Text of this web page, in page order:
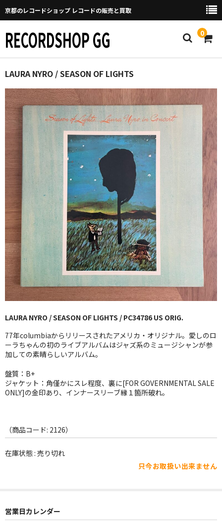
京都のレコードショップ レコードの販売と買取
RECORDSHOP GG 0
Home
マイページ
GGについて
買取について
取り置きなどについて
Categories
New Arrivals
新譜
GG RECORD （当店のレーベル）
全商品
JAZZ-US
BLUE NOTE
JAZZ-EU
JAZZ-JP
J-POP
FOLK,SSW
レア盤（1万円以上）
LAURA NYRO / SEASON OF LIGHTS
LAURA NYRO / SEASON OF LIGHTS / PC34786 US ORIG.
77年columbiaからリリースされたアメリカ・オリジナル。愛しのロ
ーラちゃんの初のライブアルバムはジャズ系のミュージシャンが参
加しての素晴らしいアルバム。
盤質：B+
ジャケット：角僅かにスレ程度、裏に[FOR GOVERNMENTAL SALE
ONLY]の金印あり、インナースリーブ縁１箇所破れ。
（商品コード: 2126）
在庫状態 : 売り切れ
只今お取扱い出来ません
営業日カレンダー